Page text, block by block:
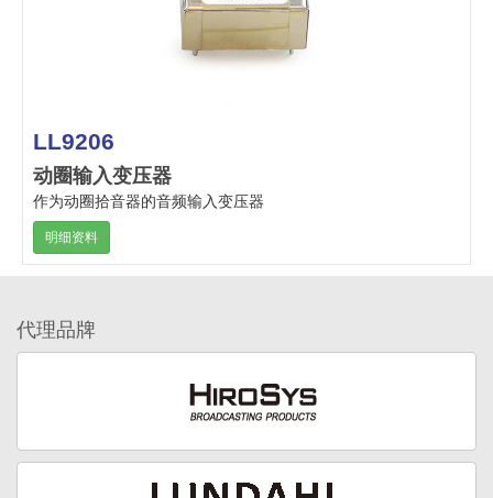
LL9206
动圈输入变压器
作为动圈拾音器的音频输入变压器
明细资料
代理品牌